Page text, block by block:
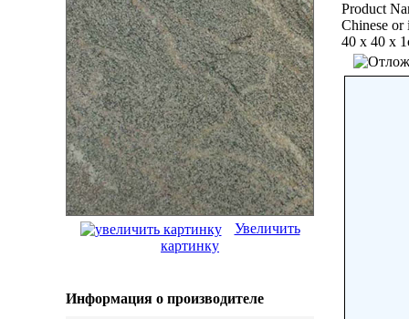
Увеличить
картинку
Информация о производителе
Product
Chinese or
40 x 40 x